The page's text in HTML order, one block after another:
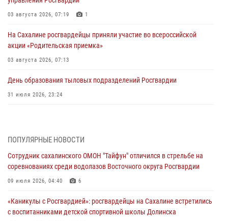
03 августа 2026, 07:19 1
На Сахалине росгвардейцы приняли участие во всероссийской
акции «Родительская приемка»
03 августа 2026, 07:13
День образования тыловых подразделений Росгвардии
31 июля 2026, 23:24
Восточного округа по комплексному единоборству
методические сборы с сотрудниками контрольно-технических
пунктов
ПОПУЛЯРНЫЕ НОВОСТИ
Сотрудник сахалинского ОМОН "Тайфун" отличился в стрельбе на
соревнованиях среди водолазов Восточного округа Росгвардии
09 июля 2026, 04:40 6
«Каникулы с Росгвардией»: росгвардейцы на Сахалине встретились
с воспитанниками детской спортивной школы Долинска